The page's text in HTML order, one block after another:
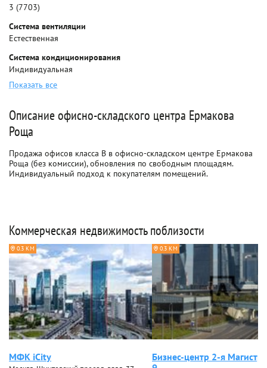
3 (7703)
Система вентиляции
Естественная
Система кондиционирования
Индивидуальная
Показать все
Описание офисно-складского центра Ермакова
Роща
Продажа офисов класса B в офисно-складском центре Ермакова
Роща (без комиссии), обновления по свободным площадям.
Индивидуальный подход к покупателям помещений.
Коммерческая недвижимость поблизости
0.3 КМ
МФК iCity
0.3 КМ
Бизнес-центр 2-я